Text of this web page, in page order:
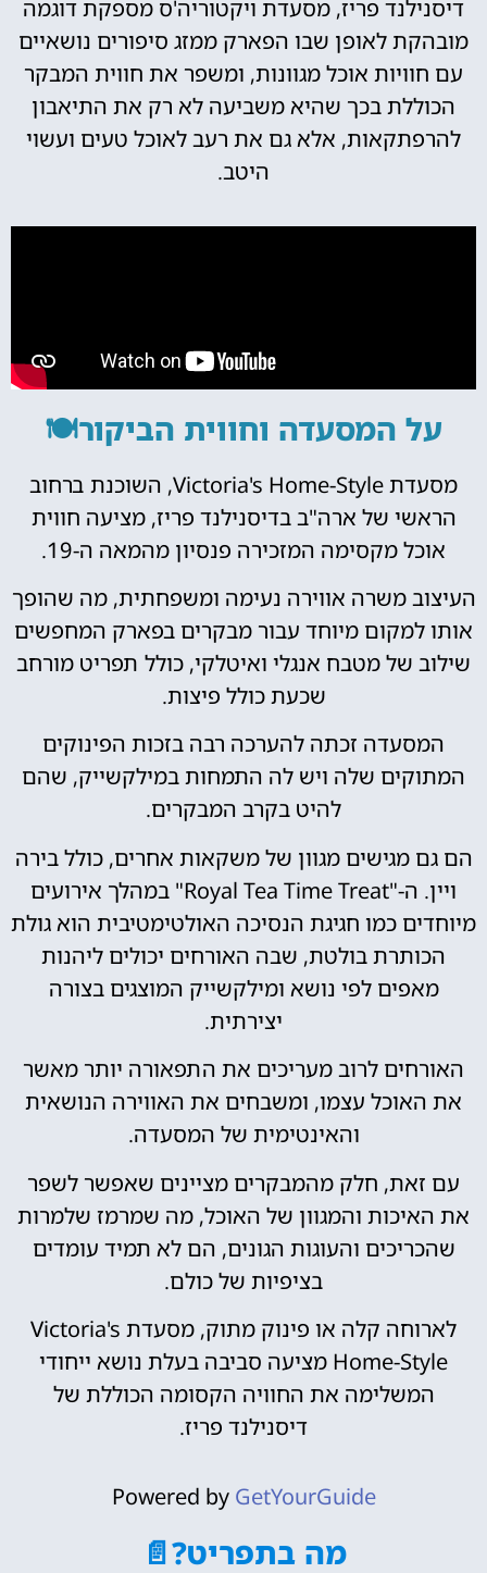
דיסנילנד פריז, מסעדת ויקטוריה'ס מספקת דוגמה
מובהקת לאופן שבו הפארק ממזג סיפורים נושאיים
עם חוויות אוכל מגוונות, ומשפר את חווית המבקר
הכוללת בכך שהיא משביעה לא רק את התיאבון
להרפתקאות, אלא גם את רעב לאוכל טעים ועשוי
היטב.
על המסעדה וחווית הביקור🍽️
מסעדת Victoria's Home-Style, השוכנת ברחוב
הראשי של ארה"ב בדיסנילנד פריז, מציעה חווית
אוכל מקסימה המזכירה פנסיון מהמאה ה-19.
העיצוב משרה אווירה נעימה ומשפחתית, מה שהופך
אותו למקום מיוחד עבור מבקרים בפארק המחפשים
שילוב של מטבח אנגלי ואיטלקי, כולל תפריט מורחב
שכעת כולל פיצות.
המסעדה זכתה להערכה רבה בזכות הפינוקים
המתוקים שלה ויש לה התמחות במילקשייק, שהם
להיט בקרב המבקרים.
הם גם מגישים מגוון של משקאות אחרים, כולל בירה
ויין. ה-"Royal Tea Time Treat" במהלך אירועים
מיוחדים כמו חגיגת הנסיכה האולטימטיבית הוא גולת
הכותרת בולטת, שבה האורחים יכולים ליהנות
מאפים לפי נושא ומילקשייק המוצגים בצורה
יצירתית.
האורחים לרוב מעריכים את התפאורה יותר מאשר
את האוכל עצמו, ומשבחים את האווירה הנושאית
והאינטימית של המסעדה.
עם זאת, חלק מהמבקרים מציינים שאפשר לשפר
את האיכות והמגוון של האוכל, מה שמרמז שלמרות
שהכריכים והעוגות הגונים, הם לא תמיד עומדים
בציפיות של כולם.
לארוחה קלה או פינוק מתוק, מסעדת Victoria's
Home-Style מציעה סביבה בעלת נושא ייחודי
המשלימה את החוויה הקסומה הכוללת של
דיסנילנד פריז.
Powered by GetYourGuide
מה בתפריט?📄